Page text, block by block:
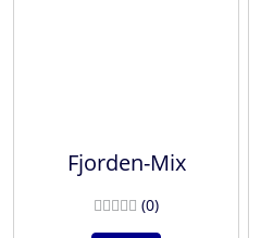
Fjorden-Mix
(0Bewertungen
)